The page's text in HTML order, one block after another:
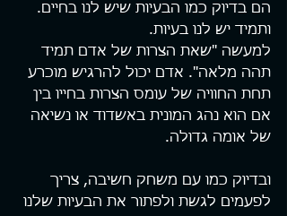
הם בדיוק כמו הבעיות שיש לנו בחיים.
ותמיד יש לנו בעיות.
למעשה "שאת הצרות של אדם תמיד
תהה מלאה". אדם יכול להרגיש מוכרע
תחת החוויה של עומס הצרות בחייו בין
אם הוא נהג המונית באשדוד או נשיאה
של אומה גדולה.
ובדיוק כמו עם משחק חשיבה, צריך
לפעמים לגשת ולפתור את הבעיות שלנו